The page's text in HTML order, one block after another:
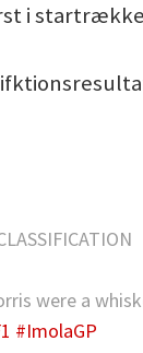
i
were a
#ImolaGP